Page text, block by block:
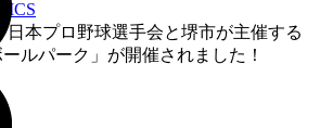
日本プロ野球選手会と堺市が主催する
ールパーク」が開催されました！